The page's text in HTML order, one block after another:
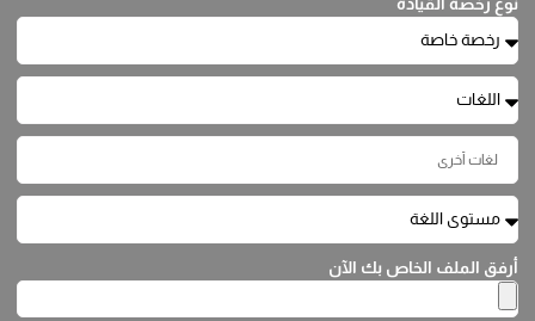
أرفق الملف الخاص بك الآن